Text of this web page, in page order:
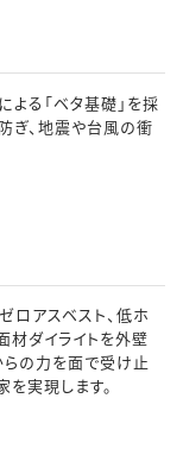
る「ベタ基礎」を採
ぎ、地震や台風の衝
ロアスベスト、低ホ
材ダイライトを外壁
らの力を面で受け止
実現します。